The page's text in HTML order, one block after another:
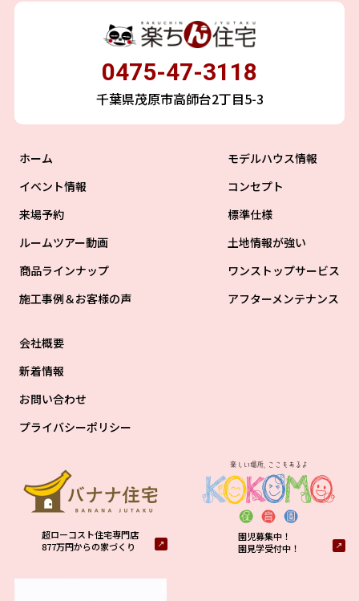
0475-47-3118
千葉県茂原市高師台2丁目5-3
ホーム
イベント情報
来場予約
ルームツアー動画
商品ラインナップ
施工事例＆お客様の声
モデルハウス情報
コンセプト
標準仕様
土地情報が強い
ワンストップサービス
アフターメンテナンス
会社概要
新着情報
お問い合わせ
プライバシーポリシー
超ローコスト住宅専門店
877万円からの家づくり
園児募集中！
園見学受付中！